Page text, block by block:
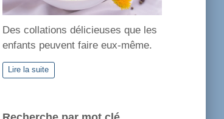
Des collations délicieuses que les
enfants peuvent faire eux-même.
Lire la suite